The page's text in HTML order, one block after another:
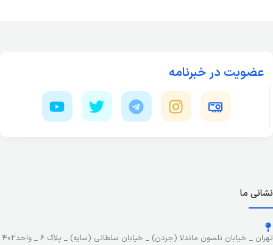
عضویت در خبرنامه
نشانی ما
تهران _ خیابان نلسون ماندلا (جردن) _ خیابان سلطانی (سایه) _ پلاک ۶ _ واحد۴۰۲